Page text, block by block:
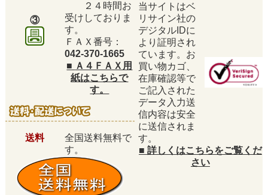
③
２４時間お
受けしておりま
す。
ＦＡＸ番号：
042-370-1665
当サイトはベ
リサイン社の
デジタルIDに
より証明され
ています。お
買い物カゴ、
在庫確認等で
ご記入された
データ入力送
信内容は安全
に送信されま
す。
■ 詳しくはこちらをご覧くだ
さい
■ Ａ４ＦＡＸ用
紙はこちらで
す。
送料
全国送料無料で
す。